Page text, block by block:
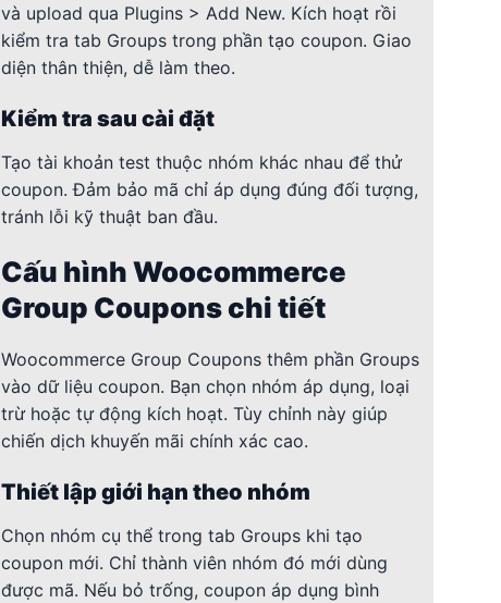
và upload qua Plugins > Add New. Kích hoạt rồi
kiểm tra tab Groups trong phần tạo coupon. Giao
diện thân thiện, dễ làm theo.
Kiểm tra sau cài đặt
Tạo tài khoản test thuộc nhóm khác nhau để thử
coupon. Đảm bảo mã chỉ áp dụng đúng đối tượng,
tránh lỗi kỹ thuật ban đầu.
Cấu hình Woocommerce
Group Coupons chi tiết
Woocommerce Group Coupons thêm phần Groups
vào dữ liệu coupon. Bạn chọn nhóm áp dụng, loại
trừ hoặc tự động kích hoạt. Tùy chỉnh này giúp
chiến dịch khuyến mãi chính xác cao.
Thiết lập giới hạn theo nhóm
Chọn nhóm cụ thể trong tab Groups khi tạo
coupon mới. Chỉ thành viên nhóm đó mới dùng
được mã. Nếu bỏ trống, coupon áp dụng bình